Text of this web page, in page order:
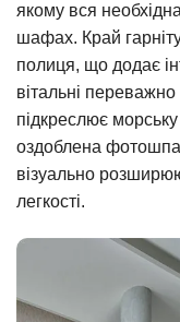
якому вся
шафах. Край
полиця, що додає
вітальні
підкреслює морську
оздоблена
візуально
легкості.